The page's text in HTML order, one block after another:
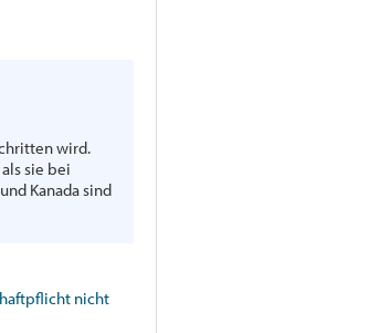
wird.
sie bei
Kanada sind
nicht